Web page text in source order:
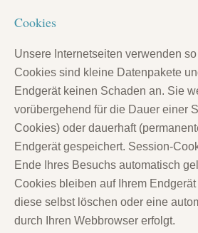
Cookies
Unsere Internetseiten verwenden so
Cookies sind kleine Datenpakete
Endgerät keinen Schaden an. Sie
vorübergehend für die Dauer einer
Cookies) oder dauerhaft
Endgerät gespeichert. Session-
Ende Ihres Besuchs automatisch
Cookies bleiben auf Ihrem
diese selbst löschen oder eine
durch Ihren Webbrowser erfolgt.